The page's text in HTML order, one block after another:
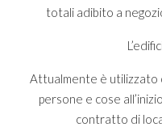
totali adibito a
Attualmente è utilizzato
persone e cose
contratto di